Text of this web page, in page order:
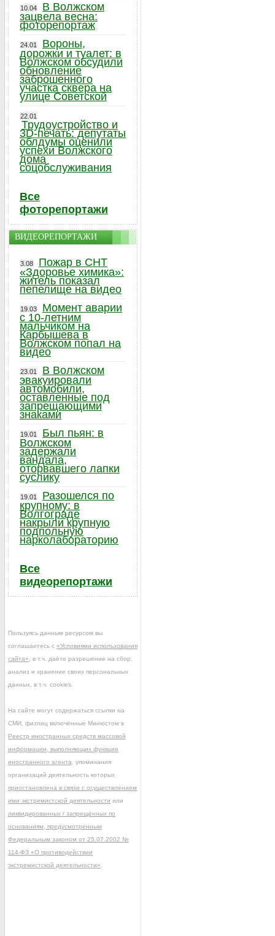
10.04
В Волжском
зацвела весна:
фоторепортаж
24.01
Вороны,
дорожки и туалет: в
Волжском обсудили
обновление
заброшенного
участка сквера на
улице Советской
22.01
Трудоустройство и
3D-печать: депутаты
облдумы оценили
успехи Волжского
дома
соцобслуживания
Все
фоторепортажи
ВИДЕОРЕПОРТАЖИ
3.08
Пожар в СНТ
«Здоровье химика»:
житель показал
пепелище на видео
19.03
Момент аварии
с 10-летним
мальчиком на
Карбышева в
Волжском попал на
видео
23.01
В Волжском
эвакуировали
автомобили,
оставленные под
запрещающими
знаками
19.01
Был пьян: в
Волжском
задержали
вандала,
оторвавшего лапки
суслику
19.01
Разошелся по
крупному: в
Волгограде
накрыли крупную
подпольную
нарколабораторию
Все
видеорепортажи
Пользуясь данным ресурсом вы
соглашаетесь с «Условиями использования
сайта» , в т.ч. даёте разрешение на сбор,
анализ и хранение своих персональных
данных, в т.ч. cookies.
На сайте могут содержаться ссылки на
СМИ, физлиц включённые Минюстом в
Реестр иностранных средств массовой
информации, выполняющих функции
иностранного агента , упоминания
организаций деятельность которых
приостановлена в связи с осуществлением
ими экстремистской деятельности или
ликвидированных / запрещённых по
основаниям, предусмотренным
Федеральным законом от 25.07.2002 №
114-ФЗ «О противодействии
экстремистской деятельности»